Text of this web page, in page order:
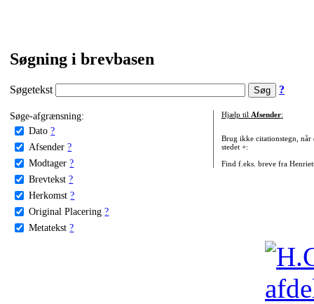
Søgning i brevbasen
Søgetekst ?
Søge-afgrænsning:
Dato ?
Afsender ?
Modtager ?
Brevtekst ?
Herkomst ?
Original Placering ?
Metatekst ?
Hjælp til Afsender:
Brug ikke citationstegn, når
stedet +:
Find f.eks. breve fra